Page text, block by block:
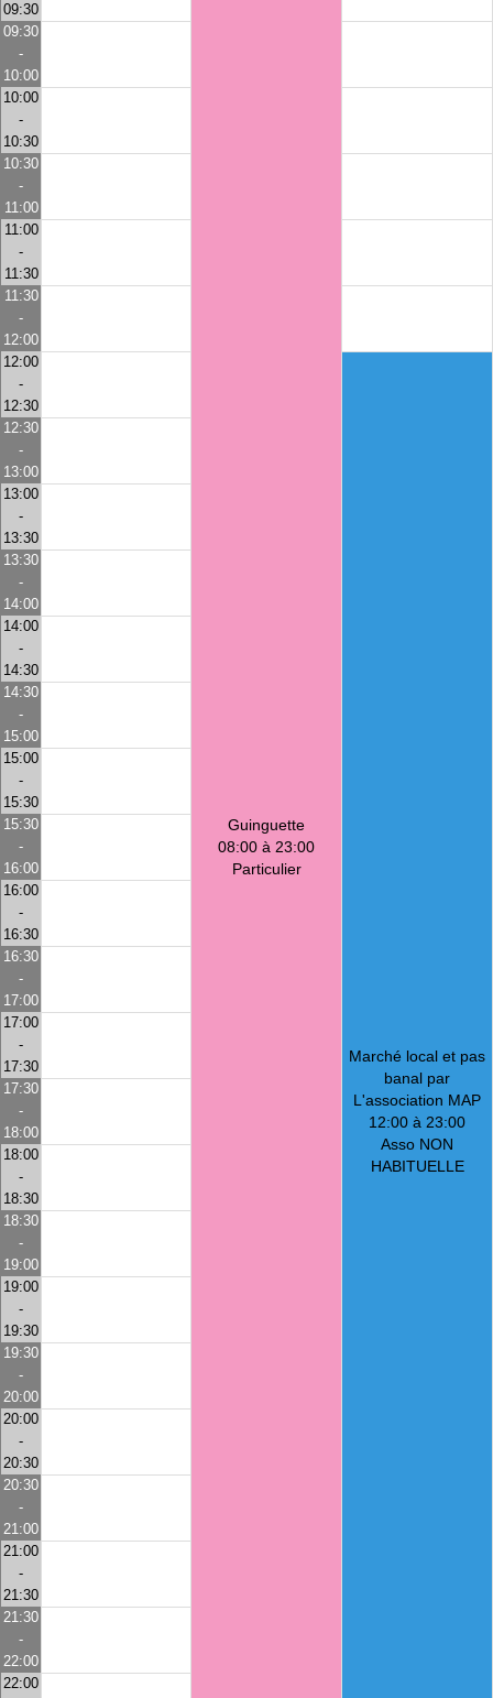
Guinguette
08:00 à 23:00
Particulier
09:30
09:30
-
10:00
10:00
-
10:30
10:30
-
11:00
11:00
-
11:30
11:30
-
12:00
12:00
-
12:30
Marché local et pas
banal par
L'association MAP
12:00 à 23:00
Asso NON
HABITUELLE
12:30
-
13:00
13:00
-
13:30
13:30
-
14:00
14:00
-
14:30
14:30
-
15:00
15:00
-
15:30
15:30
-
16:00
16:00
-
16:30
16:30
-
17:00
17:00
-
17:30
17:30
-
18:00
18:00
-
18:30
18:30
-
19:00
19:00
-
19:30
19:30
-
20:00
20:00
-
20:30
20:30
-
21:00
21:00
-
21:30
21:30
-
22:00
22:00